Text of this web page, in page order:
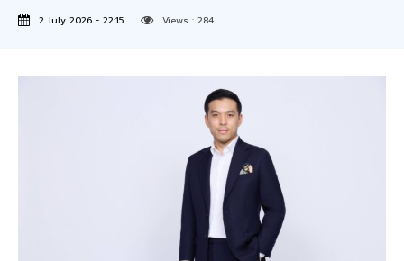
2 July 2026 - 22:15 Views : 284